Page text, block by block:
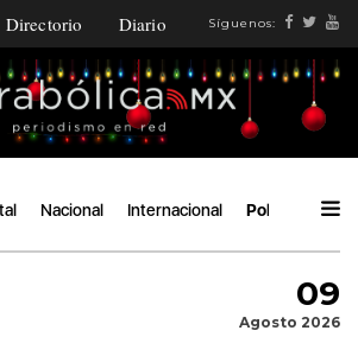
Directorio Diario Síguenos:
Nacional Internacional Política
09
Agosto 2026